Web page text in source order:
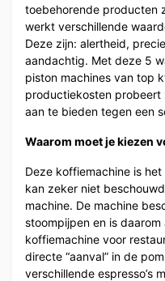
toebehorende producten
werkt verschillende
Deze zijn: alertheid,
aandachtig. Met deze 5
piston machines van top
productiekosten probeert
aan te bieden tegen een
Waarom moet je kiezen
Deze koffiemachine is het
kan zeker niet
machine. De machine
stoompijpen en is
koffiemachine voor
directe “aanval” in de
verschillende espresso’s